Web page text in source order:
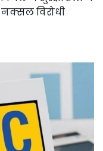
विरोधी